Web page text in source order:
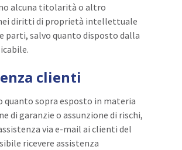
alcuna titolarità o altro
diritti di proprietà intellettuale
parti, salvo quanto disposto dalla
clienti
quanto sopra esposto in materia
di garanzie o assunzione di rischi,
via e-mail ai clienti del
ricevere assistenza